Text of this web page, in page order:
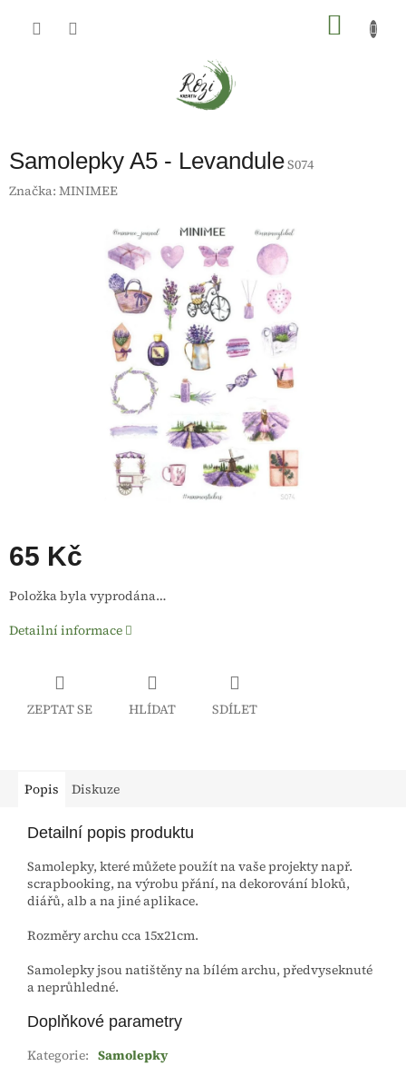
Samolepky A5 - LevanduleS074
Značka: MINIMEE
65 Kč
Měrná
cena:
Položka byla vyprodána…
Detailní informace
ZEPTAT SE HLÍDAT SDÍLET
Popis Diskuze
Detailní popis produktu
Samolepky, které můžete použít na vaše projekty např.
scrapbooking, na výrobu přání, na dekorování bloků,
diářů, alb a na jiné aplikace.
Rozměry archu cca 15x21cm.
Samolepky jsou natištěny na bílém archu, předvyseknuté
a neprůhledné.
Doplňkové parametry
Kategorie: Samolepky